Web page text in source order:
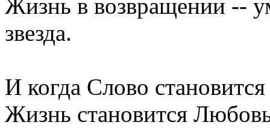
Жизнь в возвращении --
звезда.
И когда Слово
Жизнь становится